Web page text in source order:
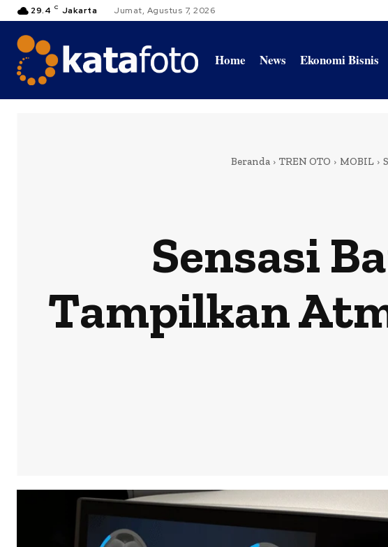
29.4 C Jakarta Jumat, Agustus 7, 2026
Home News Ekonomi Bisnis
Beranda TREN OTO MOBIL
Sensasi
Tampilkan